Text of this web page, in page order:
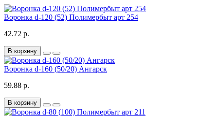
Воронка d-120 (52) Полимербыт арт 254
42.72 р.
В корзину
Воронка d-160 (50/20) Ангарск
59.88 р.
В корзину